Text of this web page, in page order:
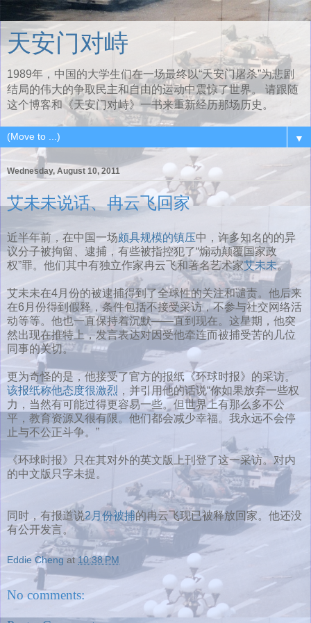
天安门对峙
1989年，中国的大学生们在一场最终以“天安门屠杀”为悲剧
结局的伟大的争取民主和自由的运动中震惊了世界。 请跟随
这个博客和《天安门对峙》一书来重新经历那场历史。
▼
Wednesday, August 10, 2011
艾未未说话、冉云飞回家
近半年前，在中国一场颇具规模的镇压中，许多知名的的异
议分子被拘留、逮捕，有些被指控犯了“煽动颠覆国家政
权”罪。他们其中有独立作家冉云飞和著名艺术家艾未未。
艾未未在4月份的被逮捕得到了全球性的关注和谴责。他后来
在6月份得到假释，条件包括不接受采访，不参与社交网络活
动等等。他也一直保持着沉默——直到现在。这星期，他突
然出现在推特上，发言表达对因受他牵连而被捕受苦的几位
同事的关切。
更为奇怪的是，他接受了官方的报纸《环球时报》的采访。
该报纸称他态度很激烈 ，并引用他的话说“你如果放弃一些权
力，当然有可能过得更容易一些。但世界上有那么多不公
平，教育资源又很有限。他们都会减少幸福。我永远不会停
止与不公正斗争。”
《环球时报》只在其对外的英文版上刊登了这一采访。对内
的中文版只字未提。
同时，有报道说2月份被捕的冉云飞现已被释放回家。他还没
有公开发言。
Eddie Cheng at10:38 PM
No comments: